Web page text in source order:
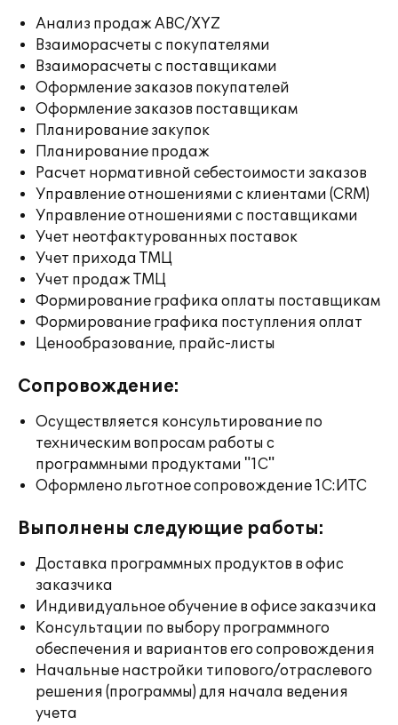
Анализ продаж ABC/XYZ
Взаиморасчеты с покупателями
Взаиморасчеты с поставщиками
Оформление заказов покупателей
Оформление заказов поставщикам
Планирование закупок
Планирование продаж
Расчет нормативной себестоимости заказов
Управление отношениями с клиентами (CRM)
Управление отношениями с поставщиками
Учет неотфактурованных поставок
Учет прихода ТМЦ
Учет продаж ТМЦ
Формирование графика оплаты поставщикам
Формирование графика поступления оплат
Ценообразование, прайс-листы
Сопровождение:
Осуществляется консультирование по
техническим вопросам работы с
программными продуктами "1С"
Оформлено льготное сопровождение 1С:ИТС
Выполнены следующие работы:
Доставка программных продуктов в офис
заказчика
Индивидуальное обучение в офисе заказчика
Консультации по выбору программного
обеспечения и вариантов его сопровождения
Начальные настройки типового/отраслевого
решения (программы) для начала ведения
учета